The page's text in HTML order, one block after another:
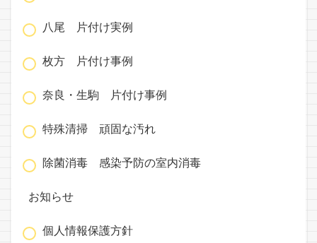
八尾 片付け実例
枚方 片付け事例
奈良・生駒 片付け事例
特殊清掃 頑固な汚れ
除菌消毒 感染予防の室内消毒
お知らせ
個人情報保護方針